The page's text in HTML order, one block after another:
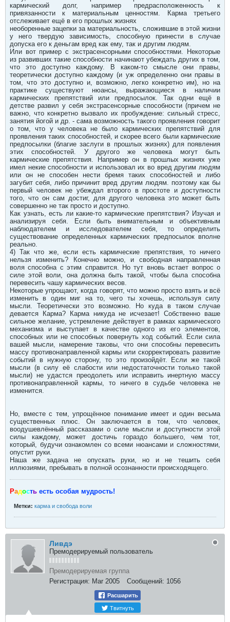
кармический долг, например предрасположенность к
привязанности к материальным ценностям. Карма третьего
отслеживает ещё в его прошлых жизнях
необоренные зацепки за материальность, сложившие в этой жизни
у него твердую зависимость, способную принести в случае
допуска его к деньгам вред как ему, так и другим людям.
Или вот пример с экстрасенсорными способностями. Некоторые
из развивших такие способности начинают убеждать других в том,
что это доступно каждому. В каком-то смысле они правы,
теоретически доступно каждому (и уж определенно они правы в
том, что это доступно и, возможно, легко конкретно им), но на
практике существуют нюансы, выражающиеся в наличии
кармических препятствий или предпосылок. Так одни ещё в
детстве развил у себя экстрасенсорные способности (причем не
важно, что конкретно вызвало их пробуждение: сильный стресс,
занятия йогой и др. - сама возможность такого проявления говорит
о том, что у человека не было кармических препятствий для
проявления таких способностей, и скорее всего были кармические
предпосылки (благие заслуги в прошлых жизнях) для появления
этих способностей. У другого же человека могут быть
кармические препятствия. Например он в прошлых жизнях уже
имел некие способности и использовал их во вред другим людям
или он не способен нести бремя таких способностей и либо
загубит себя, либо причинит вред другим людям. поэтому как бы
первый человек не убеждал второго в простоте и доступности
того, что он сам достиг, для другого человека это может быть
совершенно не так просто и доступно.
Как узнать, есть ли какие-то кармические препятствия? Изучая и
анализируя себя. Если быть внимательным и объективным
наблюдателем и исследователем себя, то определить
существование определенных кармических предпосылок вполне
реально.
4) Так что же, если есть кармические препятствия, то ничего
нельзя изменить? Конечно можно, и свободная направленная
воля способна с этим справится. Но тут вновь встает вопрос о
силе этой воли, она должна быть такой, чтобы была способна
перевесить чашу кармических весов.
Некоторые упрощают, когда говорят, что можно просто взять и всё
изменить в один миг на то, чего ты хочешь, используя силу
мысли. Теоретически это возможно. Но куда в таком случае
девается Карма? Карма никуда не исчезает! Собственно ваше
сильное желание, устремление действует в рамках кармического
механизма и выступает в качестве одного из его элементов,
способных или не способных повернуть ход событий. Если сила
вашей мысли, намерение таковы, что они способны перевесить
массу противонаправленной кармы или скорректировать развитие
событий в нужную сторону, то это произойдёт. Если же такой
мысли (в силу её слабости или недостаточности только такой
мысли) не удастся преодолеть или исправить инертную массу
противонаправленной кармы, то ничего в судьбе человека не
изменится.
Но, вместе с тем, упрощённое понимание имеет и один весьма
существенных плюс. Он заключается в том, что человек,
воодушевлённый рассказами о силе мысли и доступности этой
силы каждому, может достичь гораздо большего, чем тот,
который, будучи ознакомлен со всеми нюансами и сложностями,
опустит руки.
Наша же задача не опускать руки, но и не тешить себя
иллюзиями, пребывать в полной осознанности происходящего.
Радость есть особая мудрость!
Метки: карма и свобода воли
Ливдэ
Премодерируемый пользователь
Премодерируемая группа
Регистрация: Mar 2005 Сообщений: 1056
Расшарить
Твитнуть